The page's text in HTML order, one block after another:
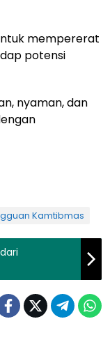
mempererat
potensi
nyaman, dan
Kamtibmas